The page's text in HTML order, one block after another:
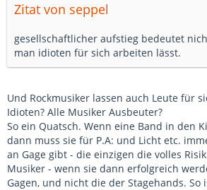
Zitat von seppel
gesellschaftlicher aufstieg bedeutet
man idioten für sich arbeiten lässt.
Und Rockmusiker lassen auch Leute für
Idioten? Alle Musiker Ausbeuter?
So ein Quatsch. Wenn eine Band in den
dann muss sie für P.A: und Licht etc.
an Gage gibt - die einzigen die volles
Musiker - wenn sie dann erfolgreich
Gagen, und nicht die der Stagehands. So